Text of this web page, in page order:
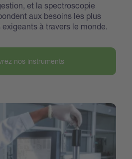
et la spectroscopie
aux besoins les plus
à travers le monde.
nos instruments